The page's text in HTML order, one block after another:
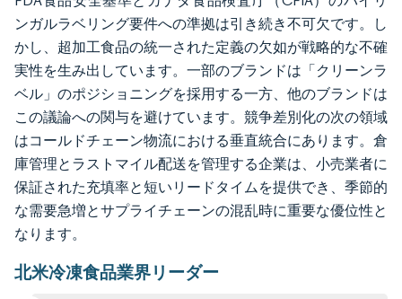
ンガルラベリング要件への準拠は引き続き不可欠です。し
かし、超加工食品の統一された定義の欠如が戦略的な不確
実性を生み出しています。一部のブランドは「クリーンラ
ベル」のポジショニングを採用する一方、他のブランドは
この議論への関与を避けています。競争差別化の次の領域
はコールドチェーン物流における垂直統合にあります。倉
庫管理とラストマイル配送を管理する企業は、小売業者に
保証された充填率と短いリードタイムを提供でき、季節的
な需要急増とサプライチェーンの混乱時に重要な優位性と
なります。
北米冷凍食品業界リーダー